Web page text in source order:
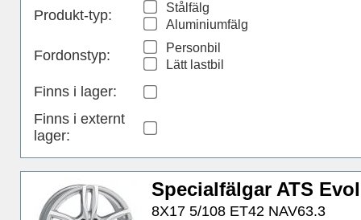
Produkt-typ:
Stålfälg
Aluminiumfälg
Fordonstyp:
Personbil
Lätt lastbil
Finns i lager:
Finns i externt
lager:
Specialfälgar ATS
8X17 5/108 ET42 NAV63.3